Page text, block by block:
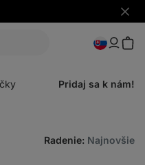
Skryť
Pridaj sa k nám!
Radenie: Najnovšie